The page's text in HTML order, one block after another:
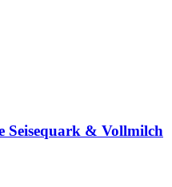
Seisequark & Vollmilch